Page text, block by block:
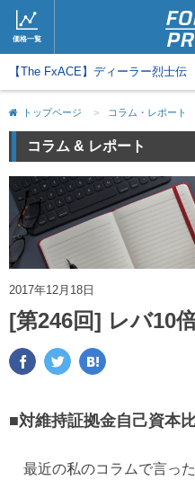
価格一覧
ホーム
取引会社
コラム・レポート
ツイッター
【The FxACE】ディーラー烈士伝
トップページ > コラム・レポート
コラム & レポート
2017年12月18日
[第246回] レバ10
■対維持証拠金自己資本
最近の私のコラムで言っ